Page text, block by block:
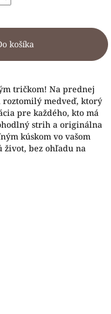
košíka
tričkom! Na prednej
medveď, ktorý
pre každého, kto má
strih a originálna
kúskom vo vašom
bez ohľadu na